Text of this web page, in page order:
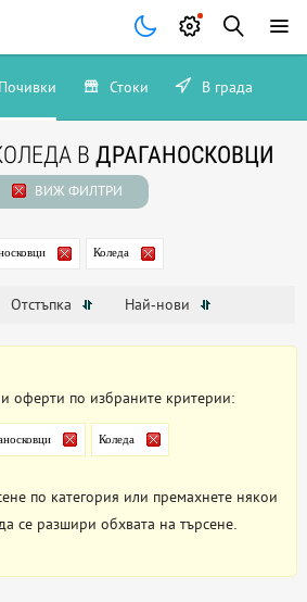
Почивки Стоки В града
В ДРАГАНОСКОВЦИ
ВИЖ ФИЛТРИ
Коледа
Отстъпка Най-нови
оферти по избраните критерии:
Коледа
по категория или премахнете някои
се разшири обхвата на търсене.